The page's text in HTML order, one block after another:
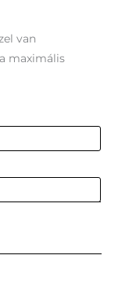
van
maximális